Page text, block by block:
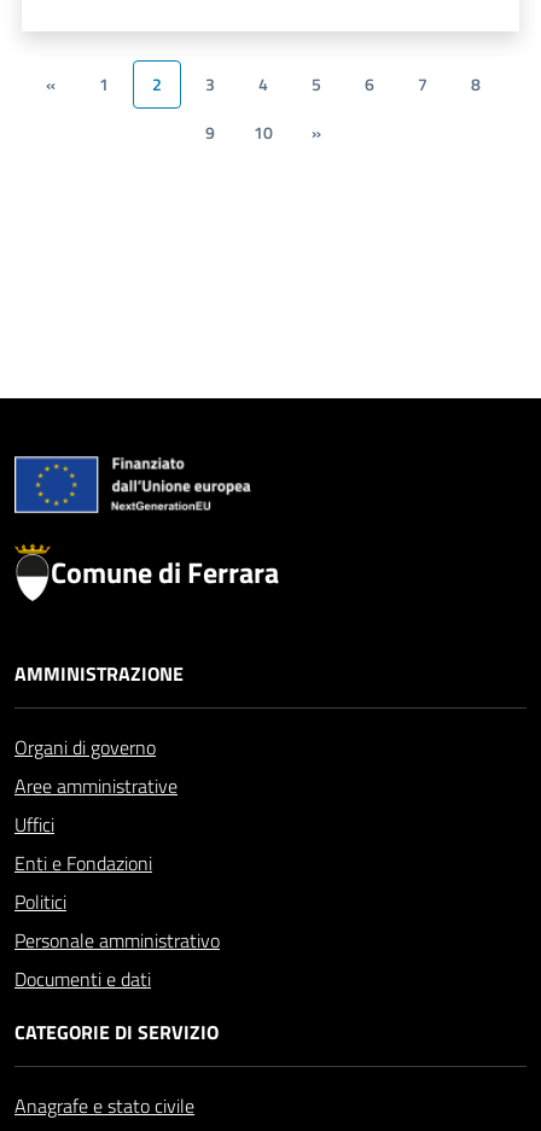
« 1 2 3 4 5 6 7
8
9
10 »
Comune di Ferrara
AMMINISTRAZIONE
Organi di governo
Aree amministrative
Uffici
Enti e Fondazioni
Politici
Personale amministrativo
Documenti e dati
CATEGORIE DI SERVIZIO
Anagrafe e stato civile